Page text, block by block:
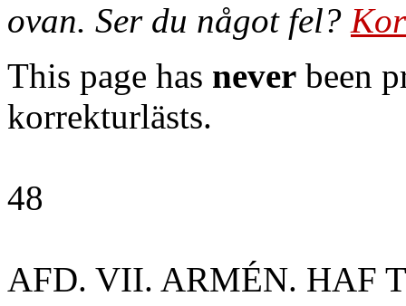
ovan. Ser du något fel?
This page has never been
korrekturlästs.
48
AFD. VII. ARMÉN. HAF